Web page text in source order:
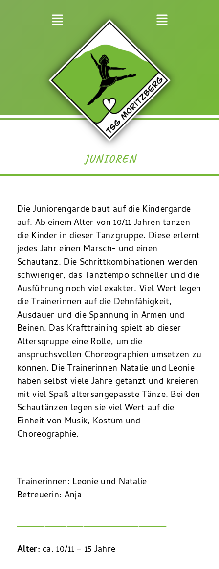
JUNIOREN
Die Juniorengarde baut auf die Kindergarde
auf. Ab einem Alter von 10/11 Jahren tanzen
die Kinder in dieser Tanzgruppe. Diese erlernt
jedes Jahr einen Marsch- und einen
Schautanz. Die Schrittkombinationen werden
schwieriger, das Tanztempo schneller und die
Ausführung noch viel exakter. Viel Wert legen
die Trainerinnen auf die Dehnfähigkeit,
Ausdauer und die Spannung in Armen und
Beinen. Das Krafttraining spielt ab dieser
Altersgruppe eine Rolle, um die
anspruchsvollen Choreographien umsetzen zu
können. Die Trainerinnen Natalie und Leonie
haben selbst viele Jahre getanzt und kreieren
mit viel Spaß altersangepasste Tänze. Bei den
Schautänzen legen sie viel Wert auf die
Einheit von Musik, Kostüm und
Choreographie.
Trainerinnen: Leonie und Natalie
Betreuerin: Anja
Alter: ca. 10/11 – 15 Jahre